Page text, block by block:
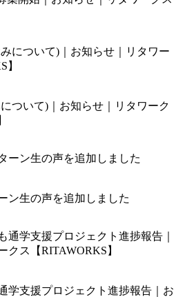
ついて)｜お知らせ｜リタワーク
ン生の声を追加しました
学支援プロジェクト進捗報告｜お